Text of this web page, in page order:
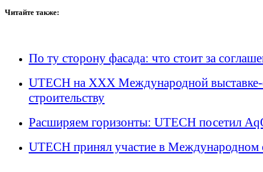
Читайте также:
По ту сторону фасада: что стоит за
UTECH на XXX Международной
строительству
Расширяем горизонты: UTECH посетил
UTECH принял участие в